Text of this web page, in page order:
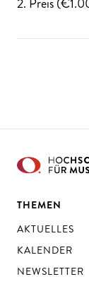
THEMEN
AKTUELLES
KALENDER
NEWSLETTER